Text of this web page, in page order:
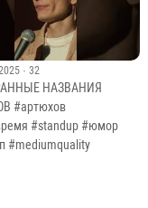
· 32
НАЗВАНИЯ
#артюхов
#standup #юмор
#mediumquality